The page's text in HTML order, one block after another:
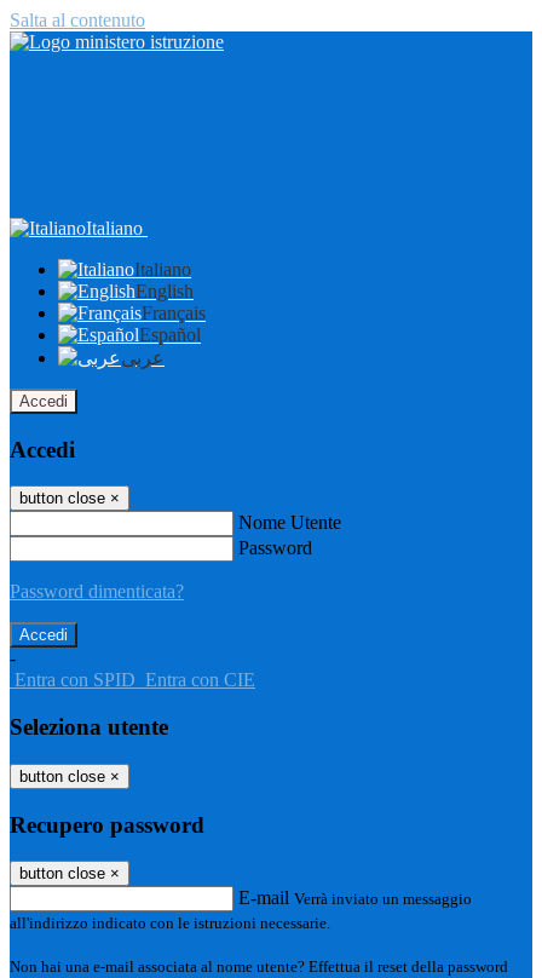
Salta al contenuto
Italiano
Italiano
English
Français
Español
عربى
Accedi
Accedi
button close ×
Nome Utente
Password
Password dimenticata?
-
Entra con SPID Entra con CIE
Seleziona utente
button close ×
Recupero password
button close ×
E-mail Verrà inviato un messaggio
all'indirizzo indicato con le istruzioni necessarie.
Non hai una e-mail associata al nome utente? Effettua il reset della password